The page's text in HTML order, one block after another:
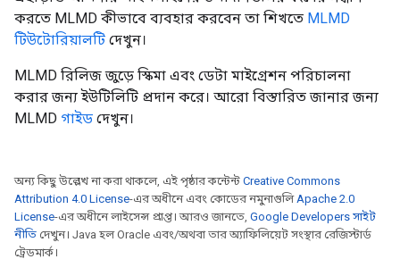
করতে MLMD কীভাবে ব্যবহার করবেন তা শিখতে MLMD
টিউটোরিয়ালটি দেখুন।
MLMD রিলিজ জুড়ে স্কিমা এবং ডেটা মাইগ্রেশন পরিচালনা
করার জন্য ইউটিলিটি প্রদান করে। আরো বিস্তারিত জানার জন্য
MLMD গাইড দেখুন।
অন্য কিছু উল্লেখ না করা থাকলে, এই পৃষ্ঠার কন্টেন্ট Creative Commons
Attribution 4.0 License-এর অধীনে এবং কোডের নমুনাগুলি Apache 2.0
License-এর অধীনে লাইসেন্স প্রাপ্ত। আরও জানতে, Google Developers সাইট
নীতি দেখুন। Java হল Oracle এবং/অথবা তার অ্যাফিলিয়েট সংস্থার রেজিস্টার্ড
ট্রেডমার্ক।